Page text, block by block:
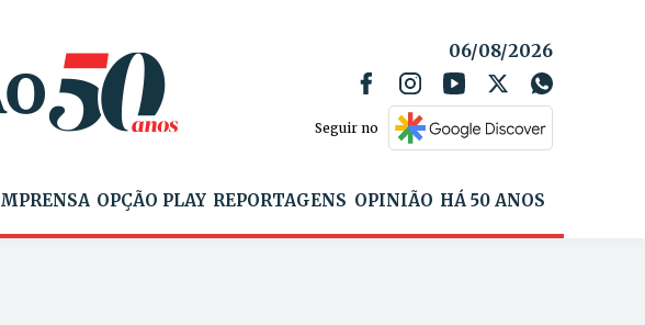
06/08/2026
Seguir no
OPÇÃO PLAY REPORTAGENS OPINIÃO HÁ 50 ANOS